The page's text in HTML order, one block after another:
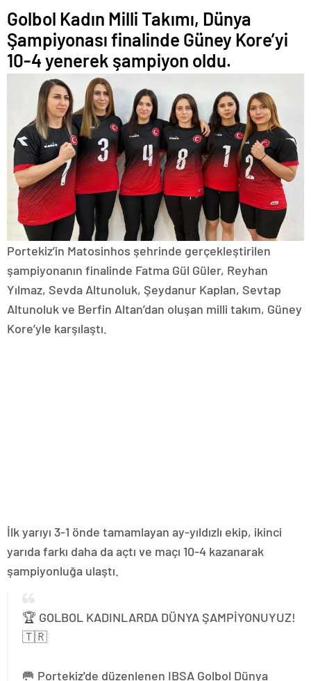
Golbol Kadın Milli Takımı, Dünya
Şampiyonası finalinde Güney Kore’yi
10-4 yenerek şampiyon oldu.
Portekiz’in Matosinhos şehrinde gerçekleştirilen
şampiyonanın finalinde Fatma Gül Güler, Reyhan
Yılmaz, Sevda Altunoluk, Şeydanur Kaplan, Sevtap
Altunoluk ve Berfin Altan’dan oluşan milli takım, Güney
Kore’yle karşılaştı.
İlk yarıyı 3-1 önde tamamlayan ay-yıldızlı ekip, ikinci
yarıda farkı daha da açtı ve maçı 10-4 kazanarak
şampiyonluğa ulaştı.
🏆 GOLBOL KADINLARDA DÜNYA ŞAMPİYONUYUZ!
🇹🇷
🥅 Portekiz'de düzenlenen IBSA Golbol Dünya